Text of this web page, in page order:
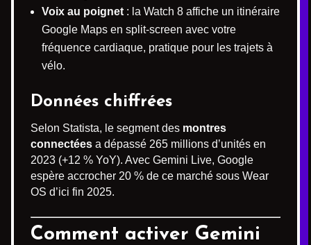
Voix au poignet : la Watch 8 affiche un itinéraire
Google Maps en split-screen avec votre
fréquence cardiaque, pratique pour les trajets à
vélo.
Données chiffrées
Selon Statista, le segment des montres
connectées a dépassé 265 millions d’unités en
2023 (+12 % YoY). Avec Gemini Live, Google
espère accrocher 20 % de ce marché sous Wear
OS d’ici fin 2025.
Comment activer Gemini